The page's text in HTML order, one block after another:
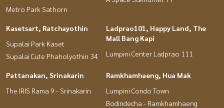
Metro Park Sathorn
Kasetsart, Ratchayothin
Supalai Park Kaset
Supalai Cute Phaholyothin 34
Ladprao101, Happy Land, The
Mall Bang Kapi
Lumpini Center Ladprao 111
Pattanakan, Srinakarin
The IRIS Rama 9 - Srinakarin
Ramkhamhaeng, Hua Mak
Lumpini Condo Town
Bodindecha - Ramkhamhaeng